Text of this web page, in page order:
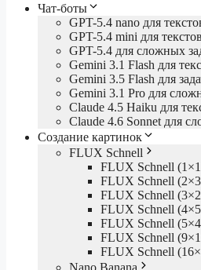
Чат-боты
GPT-5.4 nano для
GPT-5.4 mini для
GPT-5.4 для сложных
Gemini 3.1 Flash для
Gemini 3.5 Flash для
Gemini 3.1 Pro для
Claude 4.5 Haiku для
Claude 4.6 Sonnet для
Создание картинок
FLUX Schnell
FLUX Schnell
FLUX Schnell
FLUX Schnell
FLUX Schnell
FLUX Schnell
FLUX Schnell
FLUX Schnell
Nano Banana